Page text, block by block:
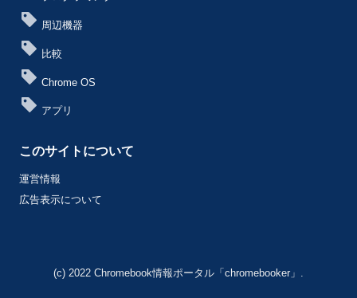
周辺機器
比較
Chrome OS
アプリ
このサイトについて
運営情報
広告表示について
(c) 2022 Chromebook情報ポータル「chromebooker」.